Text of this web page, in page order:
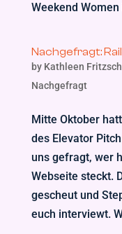
Weekend
Nachgefragt:
by Kathleen
Nachgefragt
Mitte Oktober
des Elevator
uns gefragt, wer
Webseite steckt.
gescheut und
euch interviewt.